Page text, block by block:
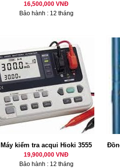
16,500,000 VNĐ
Bảo hành : 12 tháng
Máy kiểm tra acqui Hioki 3555
19,900,000 VNĐ
Bảo hành : 12 tháng